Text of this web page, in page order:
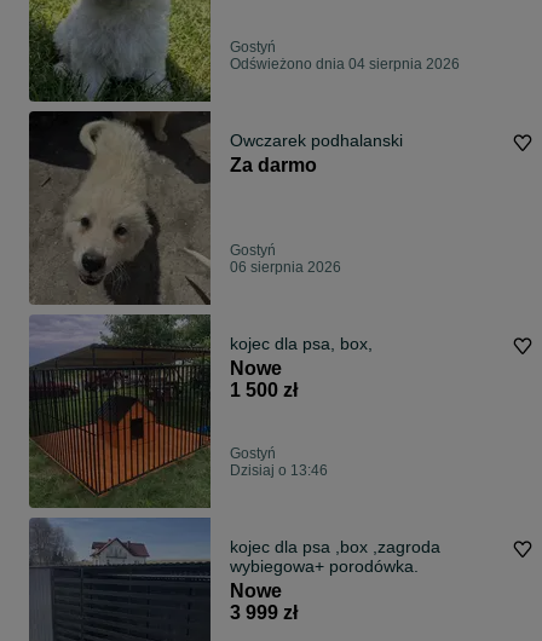
Gostyń
Odświeżono dnia 04 sierpnia 2026
Owczarek podhalanski
Za darmo
Gostyń
06 sierpnia 2026
kojec dla psa, box,
Nowe
1 500 zł
Gostyń
Dzisiaj o 13:46
kojec dla psa ,box ,zagroda
wybiegowa+ porodówka.
Nowe
3 999 zł